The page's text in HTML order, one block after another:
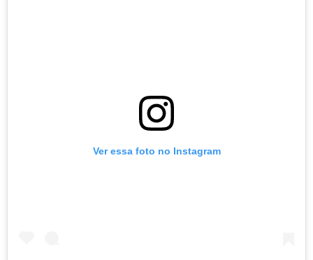
Ver essa foto no Instagram